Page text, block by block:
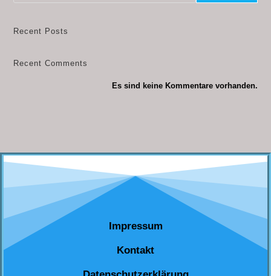
Recent Posts
Recent Comments
Es sind keine Kommentare vorhanden.
Impressum
Kontakt